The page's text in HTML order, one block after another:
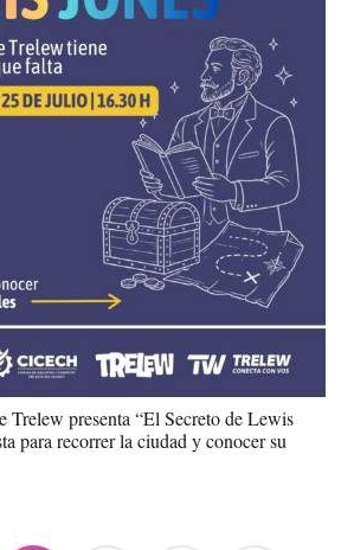
Trelew presenta “El Secreto de Lewis
para recorrer la ciudad y conocer su